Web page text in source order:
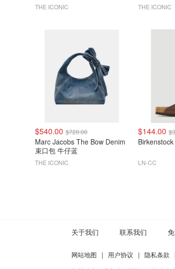
THE ICONIC THE ICONIC
$540.00 $720.00
Marc Jacobs The Bow Denim
束口包 牛仔蓝
THE ICONIC
$144.00
LN-CC
关于我们 联系我们
网站地图 | 用户协议 | 隐私条款